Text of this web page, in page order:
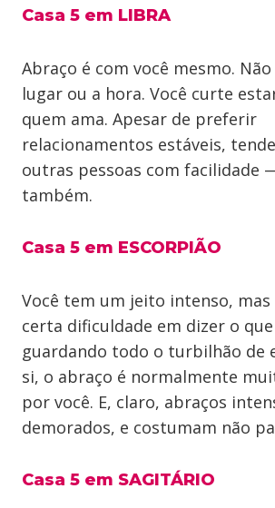
Casa 5 em LIBRA
Abraço é com você mesmo.
lugar ou a hora. Você curte
quem ama. Apesar de preferir
relacionamentos estáveis,
outras pessoas com facilidade
também.
Casa 5 em ESCORPIÃO
Você tem um jeito intenso,
certa dificuldade em dizer o
guardando todo o turbilhão de
si, o abraço é normalmente
por você. E, claro, abraços
demorados, e costumam não
Casa 5 em SAGITÁRIO